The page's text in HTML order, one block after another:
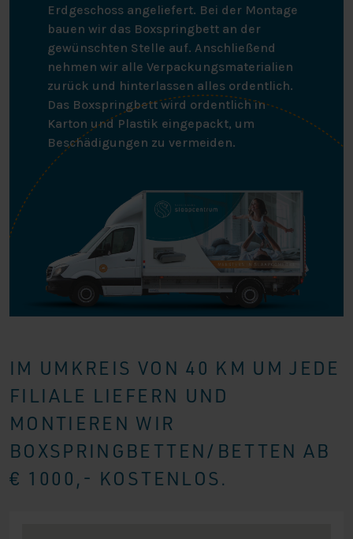
Erdgeschoss angeliefert. Bei der Montage
bauen wir das Boxspringbett an der
gewünschten Stelle auf. Anschließend
nehmen wir alle Verpackungsmaterialien
zurück und hinterlassen alles ordentlich.
Das Boxspringbett wird ordentlich in
Karton und Plastik eingepackt, um
Beschädigungen zu vermeiden.
IM UMKREIS VON 40 KM UM JEDE
FILIALE LIEFERN UND
MONTIEREN WIR
BOXSPRINGBETTEN/BETTEN AB
€ 1000,- KOSTENLOS.